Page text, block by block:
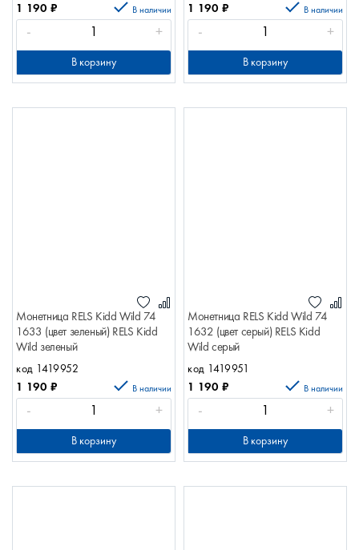
1 190 ₽ В наличии
- +
В корзину
1 190 ₽ В наличии
- +
В корзину
Монетница RELS Kidd Wild 74
1633 (цвет зеленый) RELS Kidd
Wild зеленый
код 1419952
1 190 ₽ В наличии
- +
В корзину
Монетница RELS Kidd Wild 74
1632 (цвет серый) RELS Kidd
Wild серый
код 1419951
1 190 ₽ В наличии
- +
В корзину